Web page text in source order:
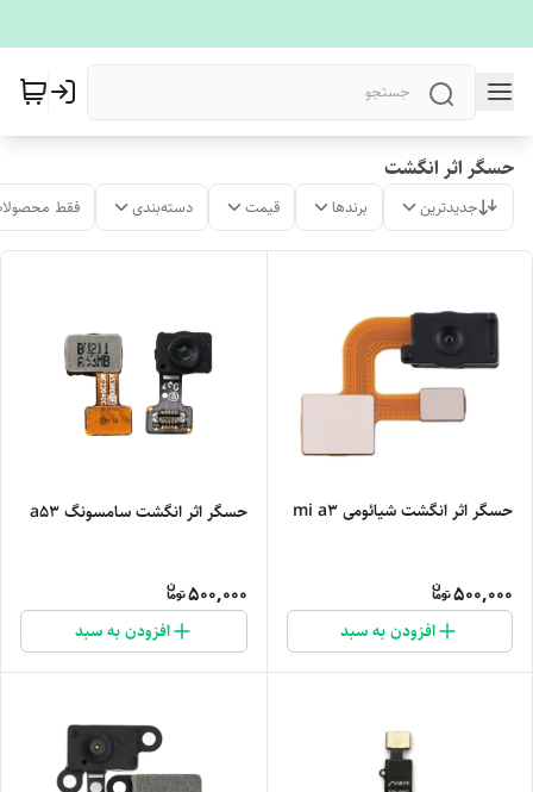
حسگر اثر انگشت
جدیدترین برندها قیمت دسته‌بندی فقط
حسگر اثر انگشت شیائومی mi a3
500,000
افزودن به سبد
حسگر اثر انگشت سامسونگ a53
500,000
افزودن به سبد